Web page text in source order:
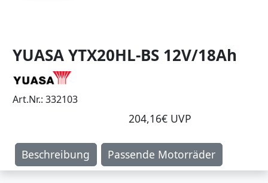
YUASA YTX20HL-BS 12V/18Ah
Art.Nr.: 332103
204,16€ UVP
Beschreibung Passende Motorräder